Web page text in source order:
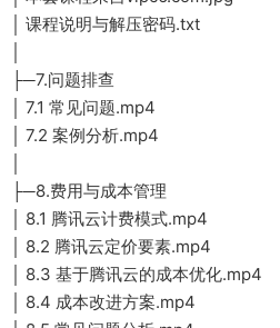
│ 课程说明与解压密码.txt
├─7.问题排查
│ 7.1 常见问题.mp4
│ 7.2 案例分析.mp4
├─8.费用与成本管理
│ 8.1 腾讯云计费模式.mp4
│ 8.2 腾讯云定价要素.mp4
│ 8.3 基于腾讯云的成本优化.mp4
│ 8.4 成本改进方案.mp4